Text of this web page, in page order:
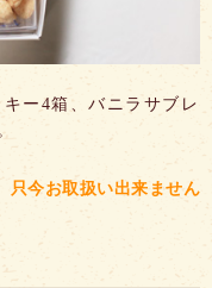
ー4箱、バニラサブレ
只今お取扱い出来ません